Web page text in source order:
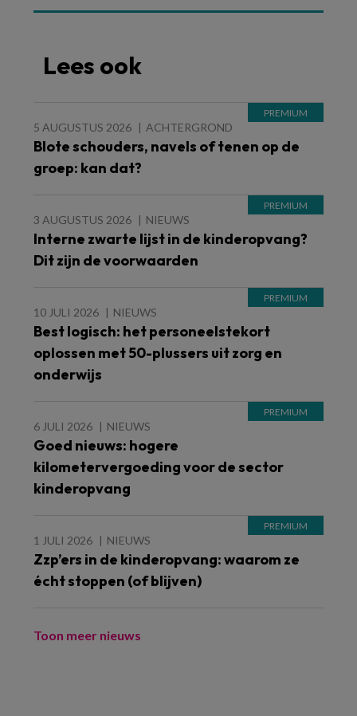
Lees ook
5 AUGUSTUS 2026 ACHTERGROND
Blote schouders, navels of tenen op de
groep: kan dat?
3 AUGUSTUS 2026 NIEUWS
Interne zwarte lijst in de kinderopvang?
Dit zijn de voorwaarden
10 JULI 2026 NIEUWS
Best logisch: het personeelstekort
oplossen met 50-plussers uit zorg en
onderwijs
6 JULI 2026 NIEUWS
Goed nieuws: hogere
kilometervergoeding voor de sector
kinderopvang
1 JULI 2026 NIEUWS
Zzp’ers in de kinderopvang: waarom ze
écht stoppen (of blijven)
Toon meer nieuws